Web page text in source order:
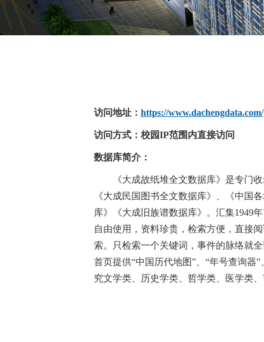
访问地址： https://www.dachengdata.com/
访问方式： 校园IP范围内直接访问
数据库简介：
《大成故纸堆全文数据库》是专门收
《大成民国图书全文数据库》、《中国
库》《大成旧族谱数据库》。汇集1949
自由使用，资料珍贵，检索方便，直接
索。只检索一个关键词，事件的脉络就
首页提供“中国历代地图”、“年号查询器
究文学类、历史学类、哲学类、医学类